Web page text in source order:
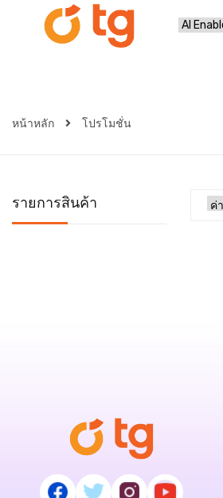
หน้าหลัก โปรโมชั่น
รายการสินค้า